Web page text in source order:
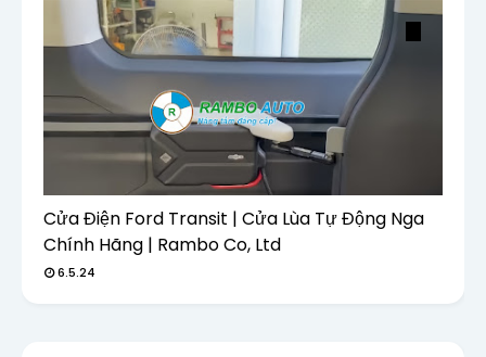
Cửa Điện Ford Transit | Cửa Lùa Tự Động Nga
Chính Hãng | Rambo Co, Ltd
6.5.24